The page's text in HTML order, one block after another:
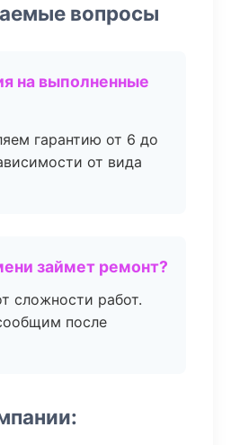
вопросы
на выполненные
гарантию от 6 до
от вида
займет ремонт?
сложности работ.
после